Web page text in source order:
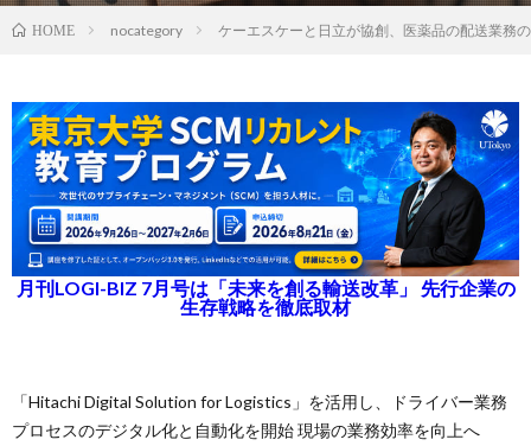
HOME nocategory ケーエスケーと日立が協創、医薬品の配送業務
月刊LOGI-BIZ 7月号は「未来を創る輸送改革」 先行企業の
生存戦略を徹底取材
「Hitachi Digital Solution for Logistics」を活用し、ドライバー業務
プロセスのデジタル化と自動化を開始 現場の業務効率を向上へ